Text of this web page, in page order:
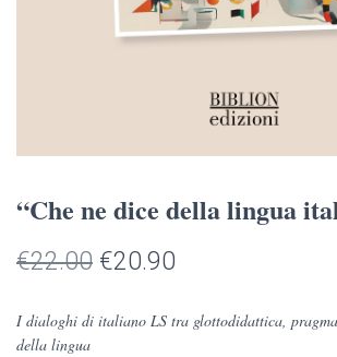
“Che ne dice della lingua
€22.00 Il
€20.90
I dialoghi di italiano LS tra glottodidattica,
della lingua